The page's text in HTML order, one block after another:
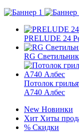
PRELUDE 24
RG
Потолок
А740 Албес
New Новинки
Хит Хиты
% Скидки